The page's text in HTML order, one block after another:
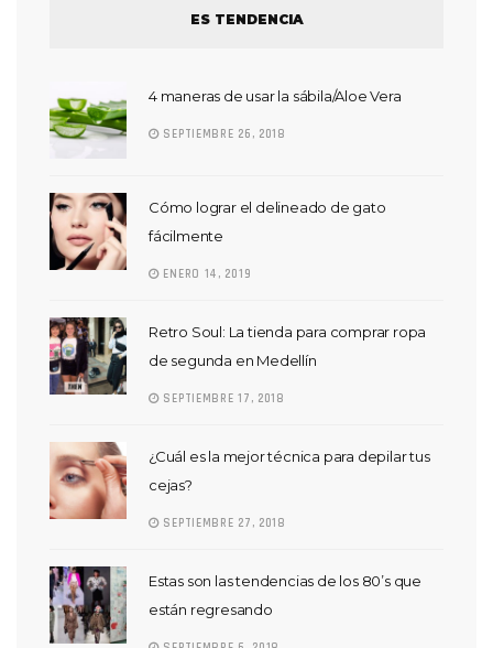
ES TENDENCIA
4 maneras de usar la sábila/Aloe Vera
SEPTIEMBRE 26, 2018
Cómo lograr el delineado de gato
fácilmente
ENERO 14, 2019
Retro Soul: La tienda para comprar ropa
de segunda en Medellín
SEPTIEMBRE 17, 2018
¿Cuál es la mejor técnica para depilar tus
cejas?
SEPTIEMBRE 27, 2018
Estas son las tendencias de los 80’s que
están regresando